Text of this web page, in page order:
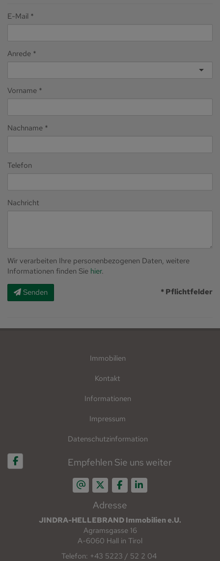
E-Mail
Anrede
Vorname
Nachname
Telefon
Nachricht
Wir verarbeiten Ihre personenbezogenen Daten, weitere
Informationen finden Sie hier.
Senden * Pflichtfelder
Immobilien
Kontakt
Informationen
Impressum
Datenschutzinformation
Empfehlen Sie uns weiter
Adresse
JINDRA-HELLEBRAND Immobilien e.U.
Agramsgasse 16
A-6060 Hall in Tirol
Telefon: +43 5223 / 52 2 04